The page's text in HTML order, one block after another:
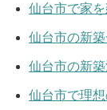
仙台市で家
仙台市の新
仙台市の新
仙台市で理